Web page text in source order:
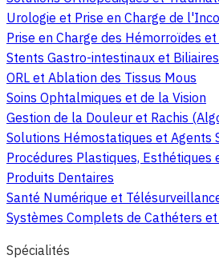
Urologie et Prise en Charge de
Prise en Charge des Hémorroïdes
Stents Gastro-intestinaux et Biliaires
ORL et Ablation des Tissus Mous
Soins Ophtalmiques et de la Vision
Gestion de la Douleur et Rachis
Solutions Hémostatiques et Agents
Procédures Plastiques, Esthétiques
Produits Dentaires
Santé Numérique et
Systèmes Complets de Cathéters et
Spécialités